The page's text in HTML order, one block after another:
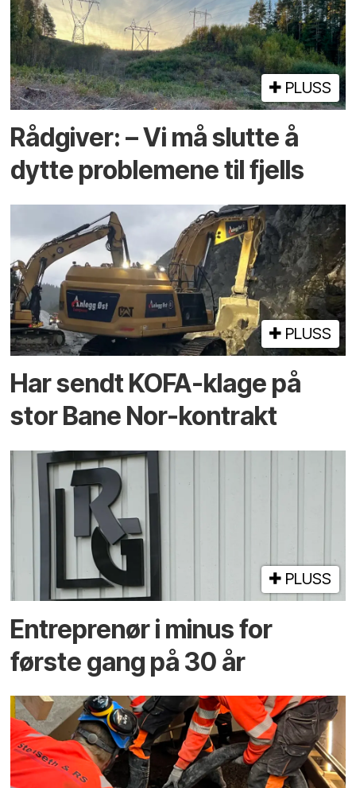
PLUSS
Rådgiver: – Vi må slutte å
dytte problemene til fjells
PLUSS
Har sendt KOFA-klage på
stor Bane Nor-kontrakt
PLUSS
Entreprenør i minus for
første gang på 30 år